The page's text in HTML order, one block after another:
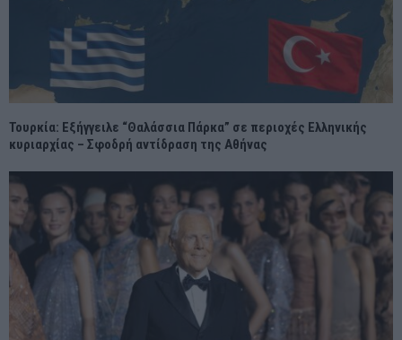
Τουρκία: Εξήγγειλε “Θαλάσσια Πάρκα” σε περιοχές Ελληνικής
κυριαρχίας – Σφοδρή αντίδραση της Αθήνας